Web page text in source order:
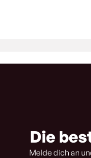
Die
Melde dich an